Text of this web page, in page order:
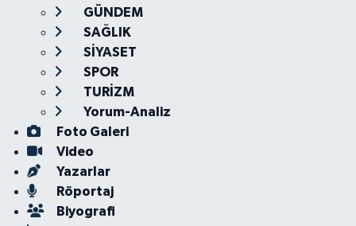
GÜNDEM
SAĞLIK
SİYASET
SPOR
TURİZM
Yorum-Analiz
Foto Galeri
Video
Yazarlar
Röportaj
Biyografi